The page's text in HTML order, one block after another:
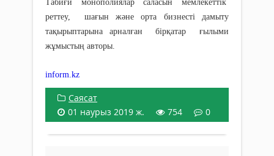
Табиғи монополиялар саласын мемлекеттік
реттеу, шағын және орта бизнесті дамыту
тақырыптарына арналған бірқатар ғылыми
жұмыстың авторы.
inform.kz
Саясат
01 наурыз 2019 ж.
754 0